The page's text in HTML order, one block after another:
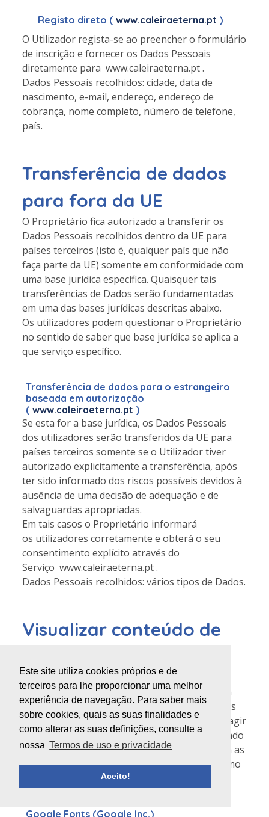
Este site utiliza cookies próprios e de
terceiros para lhe proporcionar uma melhor
experiência de navegação. Para saber mais
sobre cookies, quais as suas finalidades e
como alterar as suas definições, consulte a
nossa Termos de uso e privacidade
Aceito!
Registo direto ( www.caleiraeterna.pt )
O Utilizador regista-se ao preencher o formulário
de inscrição e fornecer os Dados Pessoais
diretamente para www.caleiraeterna.pt .
Dados Pessoais recolhidos: cidade, data de
nascimento, e-mail, endereço, endereço de
cobrança, nome completo, número de telefone,
país.
Transferência de dados
para fora da UE
O Proprietário fica autorizado a transferir os
Dados Pessoais recolhidos dentro da UE para
países terceiros (isto é, qualquer país que não
faça parte da UE) somente em conformidade com
uma base jurídica específica. Quaisquer tais
transferências de Dados serão fundamentadas
em uma das bases jurídicas descritas abaixo.
Os utilizadores podem questionar o Proprietário
no sentido de saber que base jurídica se aplica a
que serviço específico.
Transferência de dados para o estrangeiro
baseada em autorização
( www.caleiraeterna.pt )
Se esta for a base jurídica, os Dados Pessoais
dos utilizadores serão transferidos da UE para
países terceiros somente se o Utilizador tiver
autorizado explicitamente a transferência, após
ter sido informado dos riscos possíveis devidos à
ausência de uma decisão de adequação e de
salvaguardas apropriadas.
Em tais casos o Proprietário informará
os utilizadores corretamente e obterá o seu
consentimento explícito através do
Serviço www.caleiraeterna.pt .
Dados Pessoais recolhidos: vários tipos de Dados.
Visualizar conteúdo de
Este tipo de serviços permite que o Utilizador
visualize e interaja com o conteúdo alojado em
plataformas externas, diretamente das páginas
deste serviço ( www.caleiraeterna.pt ) e a interagir
com este. Se este tipo de serviço estiver instalado
poderá recolher dados de tráfego da web para as
páginas onde o serviço estiver instalado, mesmo
quando os utilizadores não os estejam a usar.
Google Fonts (Google Inc.)